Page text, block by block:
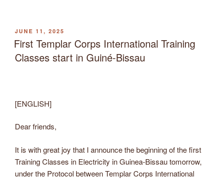
POSTED
ON
JUNE 11, 2025
First Templar Corps International Training
Classes start in Guiné-Bissau
[ENGLISH]
Dear friends,
It is with great joy that I announce the beginning of the first
Training Classes in Electricity in Guinea-Bissau tomorrow,
under the Protocol between Templar Corps International